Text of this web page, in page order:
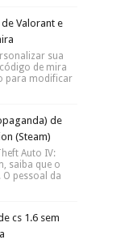
Valorant e
sua
de mira
para modificar
de
(Steam)
Auto IV:
saiba que o
pessoal da
cs 1.6 sem